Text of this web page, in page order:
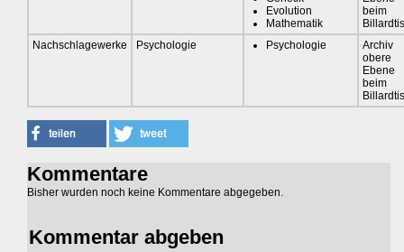
Evolution
Mathematik
beim
Nachschlagewerke
Psychologie Psychologie
Archiv
obere
Ebene
beim
Kommentare
Bisher wurden noch keine Kommentare abgegeben.
Kommentar abgeben